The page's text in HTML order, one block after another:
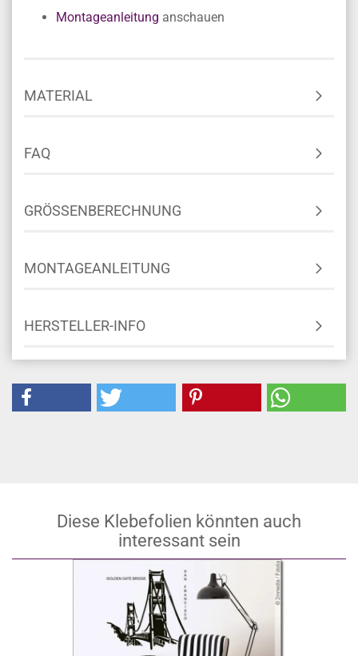
Montageanleitung anschauen
MATERIAL
FAQ
GRÖSSENBERECHNUNG
MONTAGEANLEITUNG
HERSTELLER-INFO
Diese Klebefolien könnten auch
interessant sein